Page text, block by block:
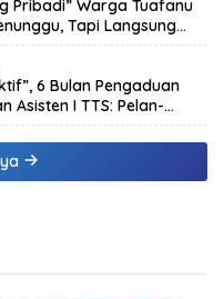
Pribadi” Warga Tuafanu
Tapi Langsung
6 Bulan Pengaduan
Asisten I TTS: Pelan-